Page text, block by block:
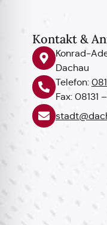
Kontakt &
Konrad-
Dachau
Telefon:
Fax: 08131